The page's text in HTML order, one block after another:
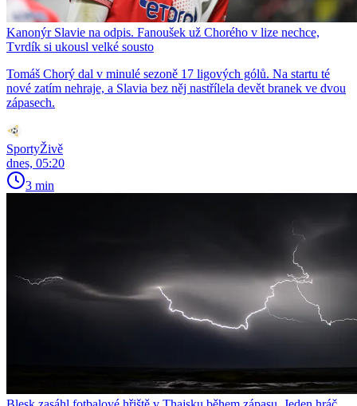
Kanonýr Slavie na odpis. Fanoušek už Chorého v lize nechce,
Tvrdík si ukousl velké sousto
Tomáš Chorý dal v minulé sezoně 17 ligových gólů. Na startu té
nové zatím nehraje, a Slavia bez něj nastřílela devět branek ve dvou
zápasech.
SportyŽivě
dnes, 05:20
3 min